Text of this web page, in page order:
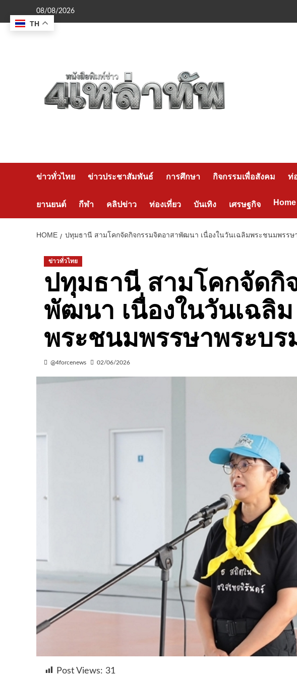
content
08/08/2026
ข่าวทั่วไทย ข่าวประชาสัมพันธ์ การศึกษา กิจกรรมเพื่อสังคม ท่
ยานยนต์ กีฬา คลิปข่าว ท่องเที่ยว บันเทิง เศรษฐกิจ Home
HOME ปทุมธานี สามโคกจัดกิจกรรมจิตอาสาพัฒนา เนื่องในวันเฉลิมพระชนมพรร
ข่าวทั่วไทย
ปทุมธานี สามโคกจัดกิ
พัฒนา เนื่องในวันเฉลิม
พระชนมพรรษาพระบร
@4forcenews 02/06/2026
Post Views: 31
TH